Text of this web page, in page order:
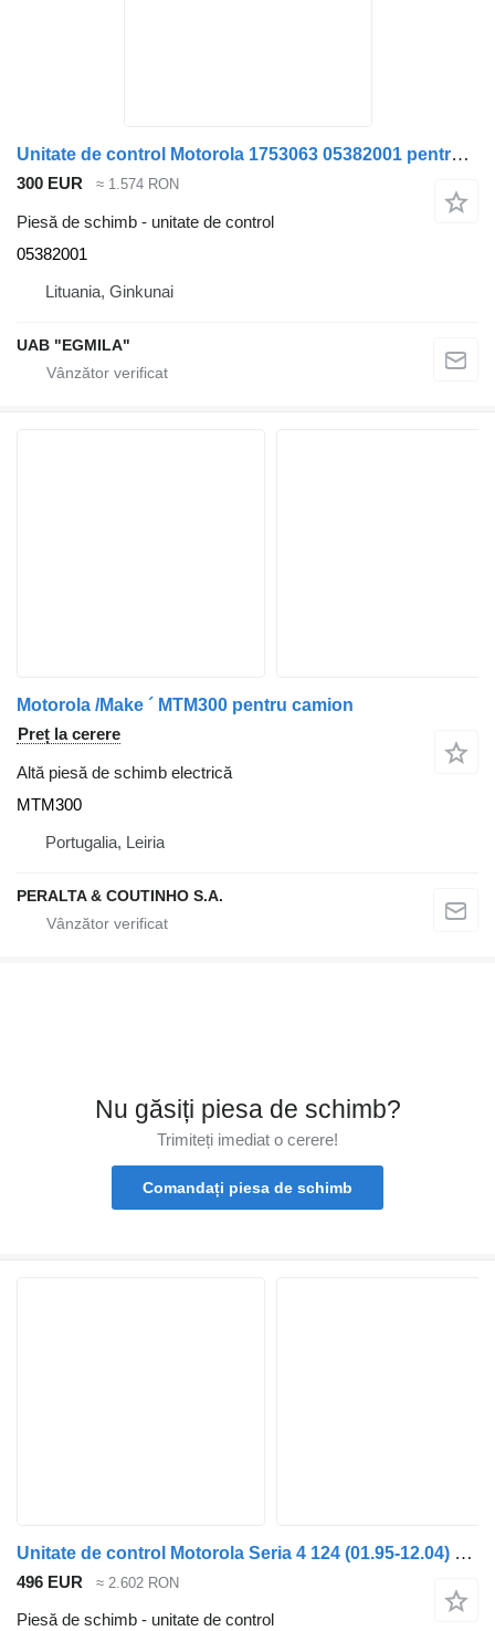
Unitate de control Motorola 1753063 05382001 pentru camion Scania
300 EUR ≈ 1.574 RON
Piesă de schimb - unitate de control
05382001
Lituania, Ginkunai
UAB "EGMILA"
Motorola /Make ´ MTM300 pentru camion
Preț la cerere
Altă piesă de schimb electrică
MTM300
Portugalia, Leiria
PERALTA & COUTINHO S.A.
Nu găsiți piesa de schimb?
Trimiteți imediat o cerere!
Comandați piesa de schimb
Unitate de control Motorola Seria 4 124 (01.95-12.04) 1498062 pentru camion Scania 4-series (1995-2006)
496 EUR ≈ 2.602 RON
Piesă de schimb - unitate de control